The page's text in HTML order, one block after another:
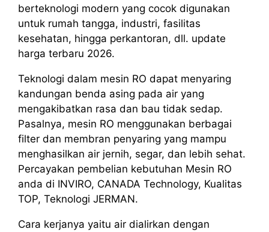
berteknologi modern yang cocok digunakan
untuk rumah tangga, industri, fasilitas
kesehatan, hingga perkantoran, dll. update
harga terbaru 2026.
Teknologi dalam mesin RO dapat menyaring
kandungan benda asing pada air yang
mengakibatkan rasa dan bau tidak sedap.
Pasalnya, mesin RO menggunakan berbagai
filter dan membran penyaring yang mampu
menghasilkan air jernih, segar, dan lebih sehat.
Percayakan pembelian kebutuhan Mesin RO
anda di INVIRO, CANADA Technology, Kualitas
TOP, Teknologi JERMAN.
Cara kerjanya yaitu air dialirkan dengan